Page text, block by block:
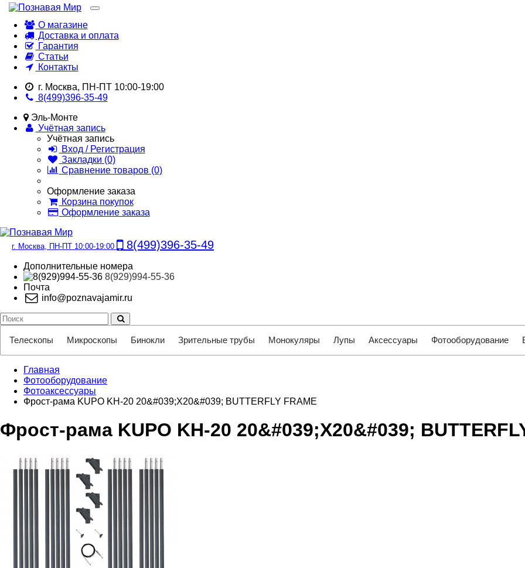
О магазине
Доставка и оплата
Гарантия
Статьи
Контакты
г. Москва, ПН-ПТ 10:00-19:00
8(499)396-35-49
Эль-Монте
Учётная запись
Учётная запись
Вход / Регистрация
Закладки (0)
Сравнение товаров (0)
Оформление заказа
Корзина покупок
Оформление заказа
г. Москва, ПН-ПТ 10:00-19:00 8(499)396-35-49
Дополнительные номера
8(929)994-55-36
Почта
info@poznavajamir.ru
Телескопы Микроскопы Бинокли Зрительные трубы Монокуляры Лупы Аксессуары Фотооборудование
Главная
Фотооборудование
Фотоаксессуары
Фрост-рама KUPO KH-20 20&#039;X20&#039; BUTTERFLY FRAME
Фрост-рама KUPO KH-20 20&#039;X20&#039;